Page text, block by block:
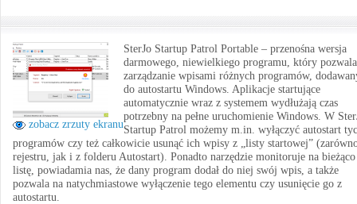
zobacz zrzuty ekranu
SterJo Startup Patrol Portable – przenośna wersja
darmowego, niewielkiego programu, który
zarządzanie wpisami różnych programów,
do autostartu Windows. Aplikacje startujące
automatycznie wraz z systemem wydłużają czas
potrzebny na pełne uruchomienie Windows. W
Startup Patrol możemy m.in. wyłączyć autostart
programów czy też całkowicie usunąć ich wpisy z „listy startowej”
rejestru, jak i z folderu Autostart). Ponadto narzędzie monitoruje na
listę, powiadamia nas, że dany program dodał do niej swój wpis, a także
pozwala na natychmiastowe wyłączenie tego elementu czy usunięcie go z
autostartu.